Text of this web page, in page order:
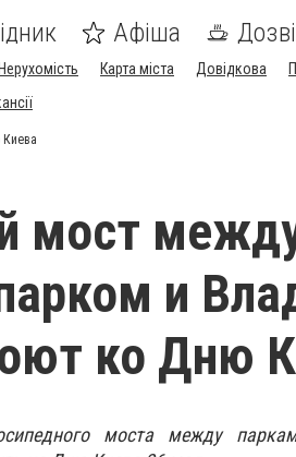
Афіша
Нерухомість Карта міста Довідкова
мост
и
ко Дню
моста между